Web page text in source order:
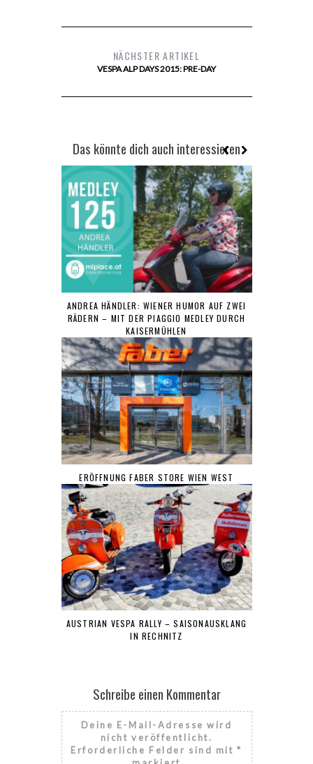
NÄCHSTER ARTIKEL
VESPA ALP DAYS 2015: PRE-DAY
Das könnte dich auch interessieren
ANDREA HÄNDLER: WIENER HUMOR AUF ZWEI
RÄDERN – MIT DER PIAGGIO MEDLEY DURCH
KAISERMÜHLEN
ERÖFFNUNG FABER STORE WIEN WEST
AUSTRIAN VESPA RALLY – SAISONAUSKLANG
IN RECHNITZ
Schreibe einen Kommentar
Deine E-Mail-Adresse wird
nicht veröffentlicht.
Erforderliche Felder sind mit*